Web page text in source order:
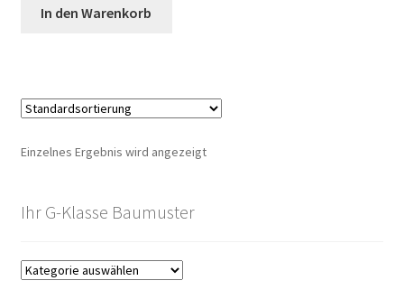
In den Warenkorb
Einzelnes Ergebnis wird angezeigt
Ihr G-Klasse Baumuster